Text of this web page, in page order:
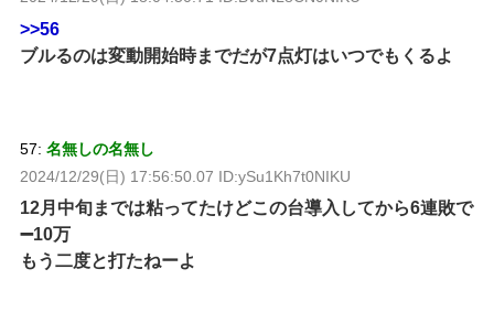
>>56
ブルるのは変動開始時までだが7点灯はいつでもくるよ
57: 名無しの名無し
2024/12/29(日) 17:56:50.07 ID:ySu1Kh7t0NIKU
12月中旬までは粘ってたけどこの台導入してから6連敗で
➖10万
もう二度と打たねーよ